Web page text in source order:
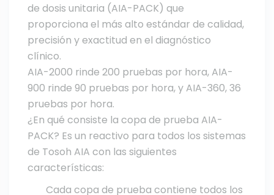
de dosis unitaria (AIA-PACK) que
proporciona el más alto estándar de calidad,
precisión y exactitud en el diagnóstico
clínico.
AIA-2000 rinde 200 pruebas por hora, AIA-
900 rinde 90 pruebas por hora, y AIA-360, 36
pruebas por hora.
¿En qué consiste la copa de prueba AIA-
PACK? Es un reactivo para todos los sistemas
de Tosoh AIA con las siguientes
características:
Cada copa de prueba contiene todos los